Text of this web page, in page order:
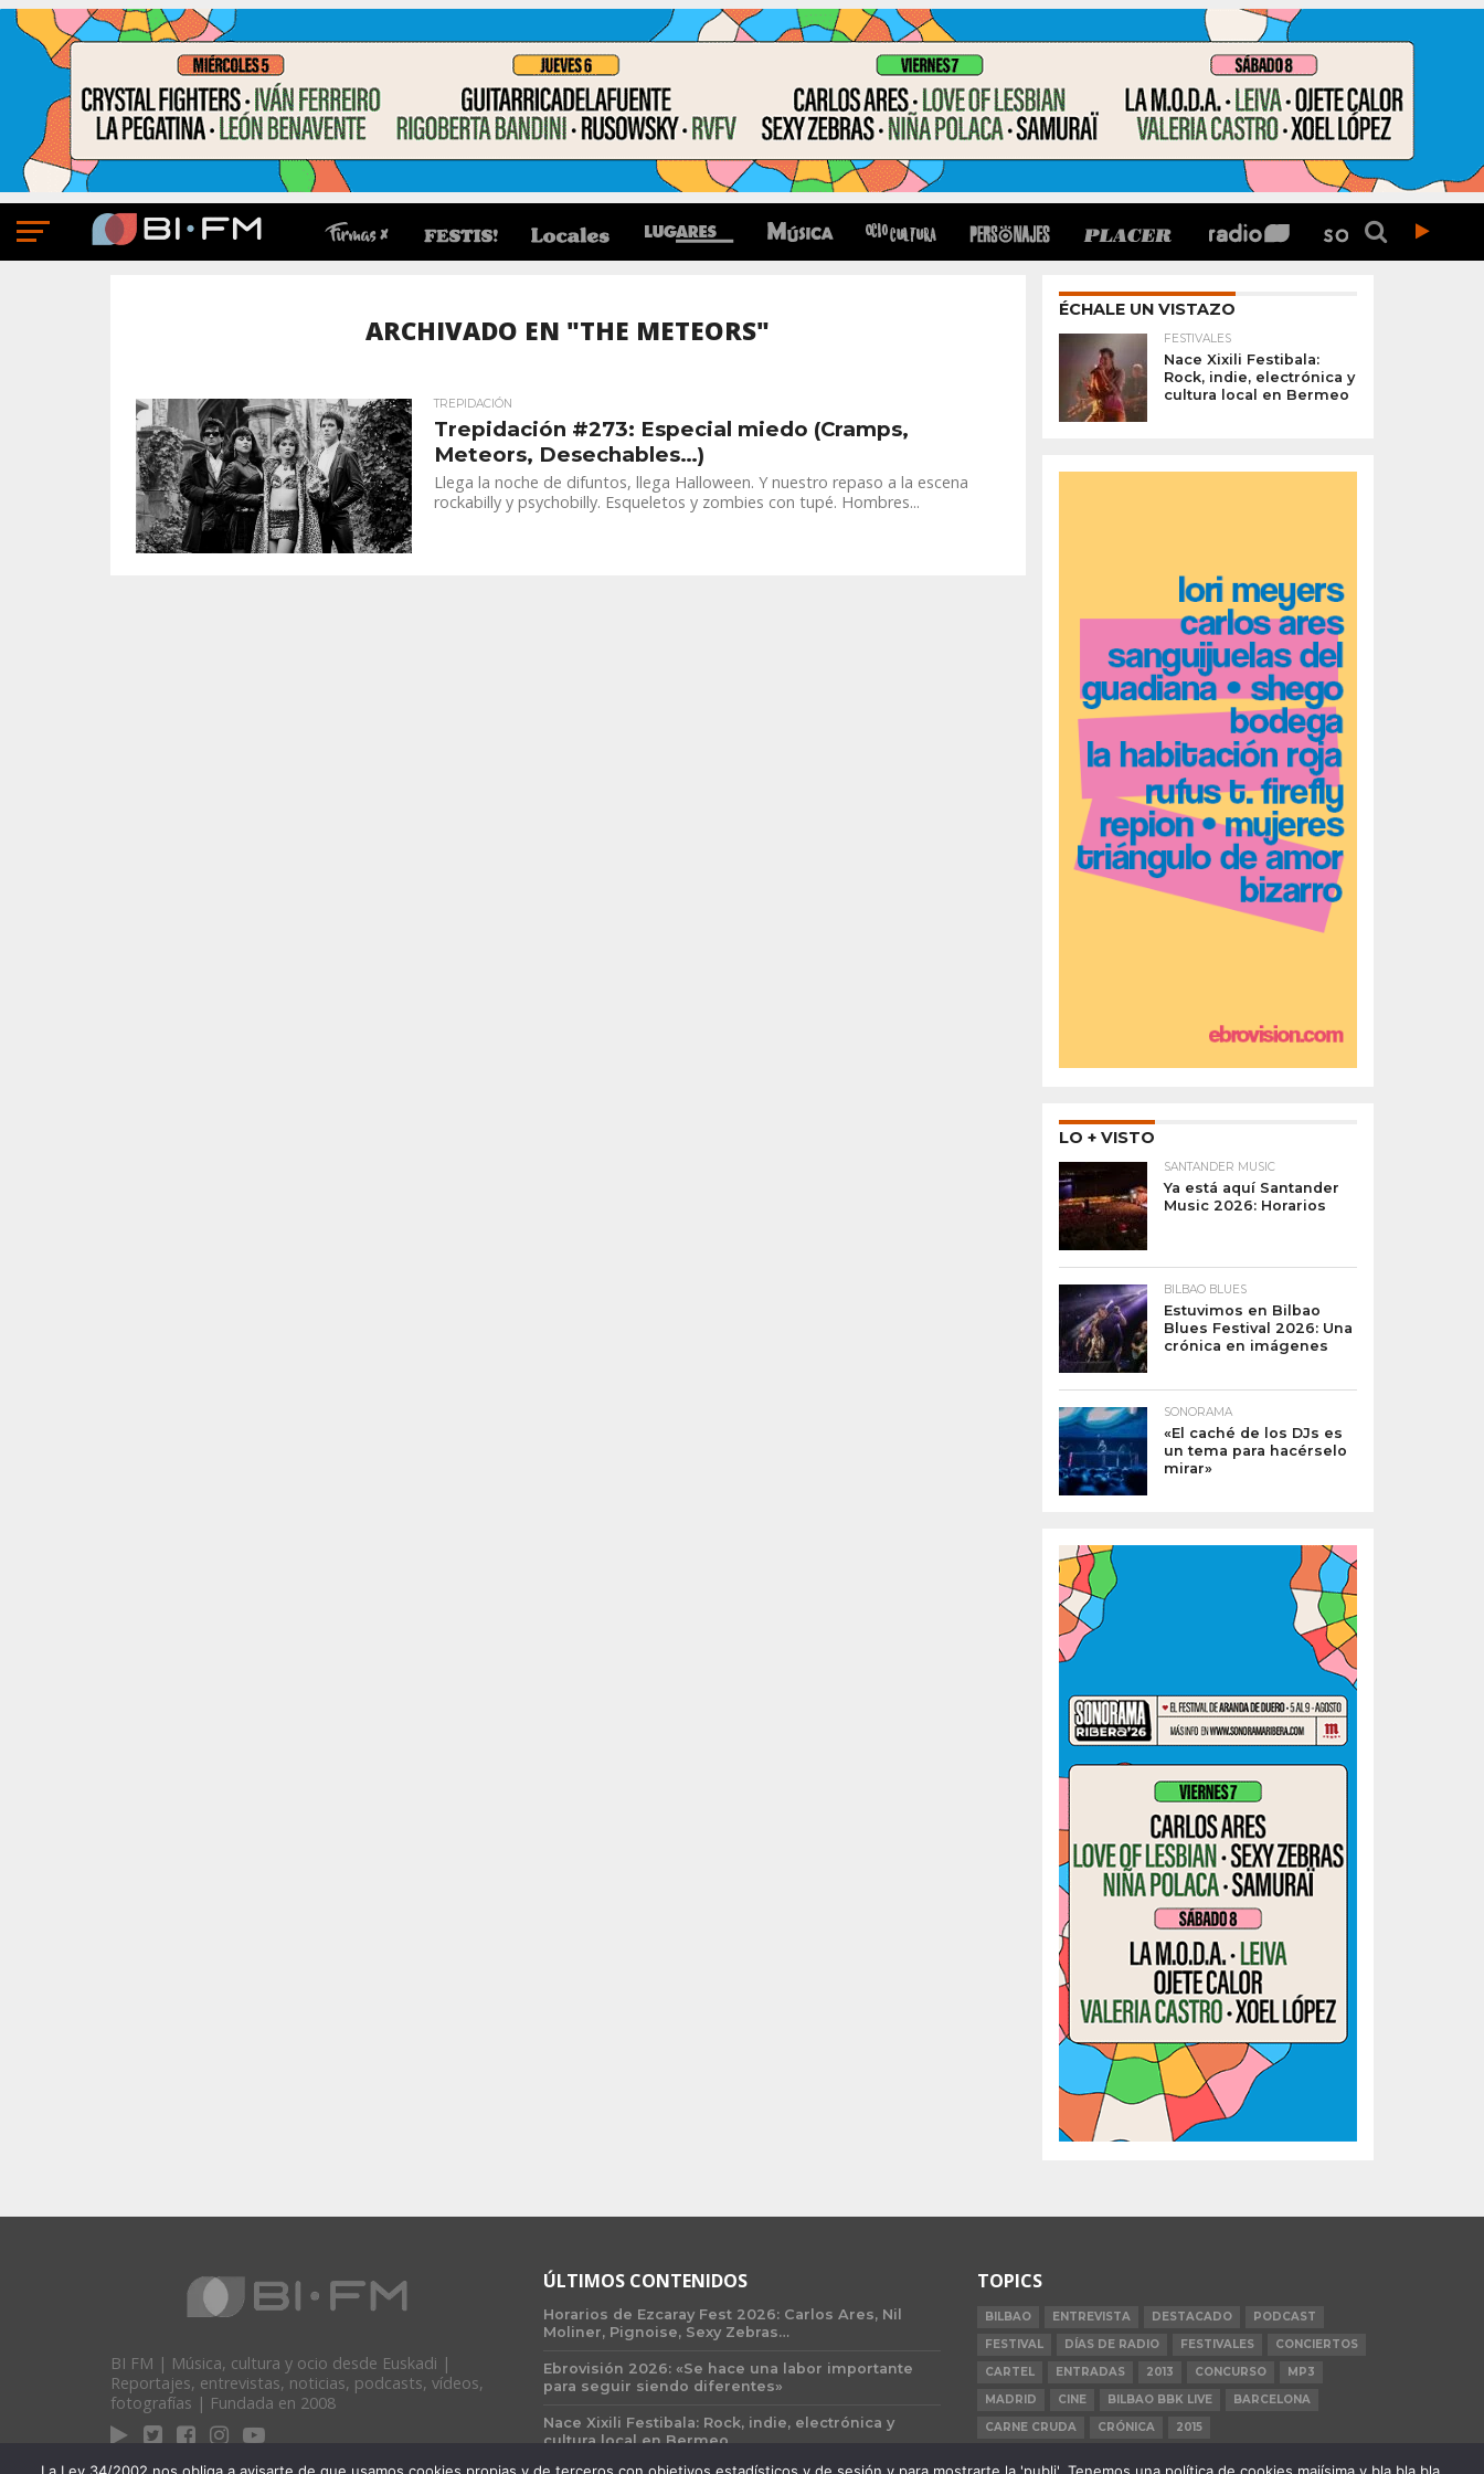
ARCHIVADO EN "THE METEORS"
TREPIDACIÓN
Trepidación #273: Especial miedo (Cramps,
Meteors, Desechables…)
Llega la noche de difuntos, llega Halloween. Y nuestro repaso a la escena
rockabilly y psychobilly. Esqueletos y zombies con tupé. Hombres...
ÉCHALE UN VISTAZO
FESTIVALES
Nace Xixili Festibala:
Rock, indie, electrónica y
cultura local en Bermeo
LO + VISTO
SANTANDER MUSIC
Ya está aquí Santander
Music 2026: Horarios
BILBAO BLUES
Estuvimos en Bilbao
Blues Festival 2026: Una
crónica en imágenes
SONORAMA
«El caché de los DJs es
un tema para hacérselo
mirar»
BI FM | Música, cultura y ocio desde Euskadi |
Reportajes, entrevistas, noticias, podcasts, vídeos,
fotografías | Fundada en 2008
ÚLTIMOS CONTENIDOS
Horarios de Ezcaray Fest 2026: Carlos Ares, Nil
Moliner, Pignoise, Sexy Zebras…
Ebrovisión 2026: «Se hace una labor importante
para seguir siendo diferentes»
Nace Xixili Festibala: Rock, indie, electrónica y
cultura local en Bermeo
TOPICS
BILBAO ENTREVISTA DESTACADO
PODCAST
FESTIVAL
DÍAS DE RADIO FESTIVALES
CONCIERTOS
CARTEL
ENTRADAS 2013 CONCURSO
MP3
MADRID
CINE BILBAO BBK LIVE
BARCELONA
CARNE CRUDA
CRÓNICA 2015